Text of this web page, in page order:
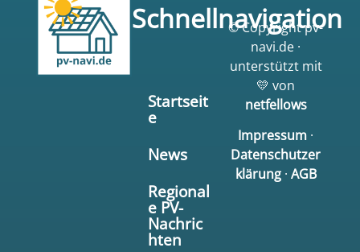
Schnellnavigation
Startseit
e
News
Regional
e PV-
Nachric
hten
© Copyright pv-
navi.de ·
unterstützt mit
💛 von
netfellows
Impressum ·
Datenschutzer
klärung· AGB